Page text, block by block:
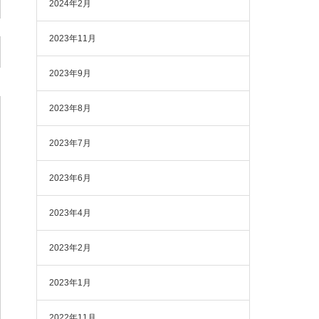
2024年2月
2023年11月
2023年9月
2023年8月
2023年7月
2023年6月
2023年4月
2023年2月
2023年1月